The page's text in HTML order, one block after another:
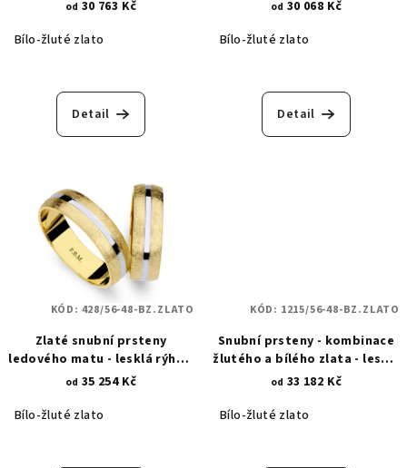
od 30 763 Kč
Bílo-žluté zlato
Detail
od 30 068 Kč
Bílo-žluté zlato
Detail
Zlaté snubní prsteny
ledového matu - lesklá rýha z
bílého zlata 428
od 35 254 Kč
Bílo-žluté zlato
KÓD: 428/56-48-BZ.ZLATO
Snubní prsteny - kombinace
žlutého a bílého zlata - lesk a
mat se zirkonem 1215
od 33 182 Kč
Bílo-žluté zlato
KÓD: 1215/56-48-BZ.ZLATO